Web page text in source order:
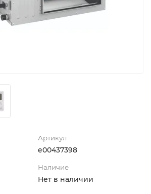
Артикул
e00437398
Наличие
Нет в наличии